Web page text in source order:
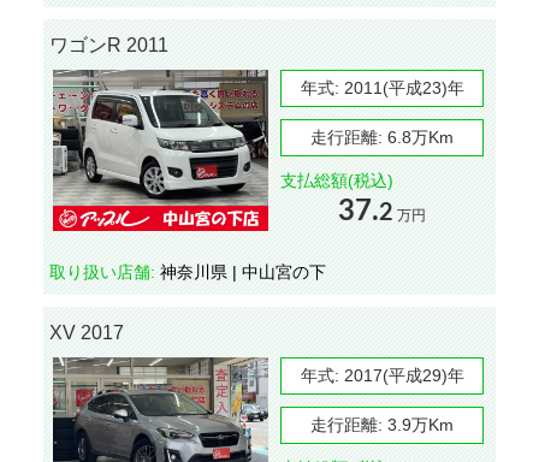
ワゴンR 2011
年式: 2011(平成23)年
走行距離: 6.8万Km
支払総額(税込)
37.2 万円
取り扱い店舗: 神奈川県 | 中山宮の下
XV 2017
年式: 2017(平成29)年
走行距離: 3.9万Km